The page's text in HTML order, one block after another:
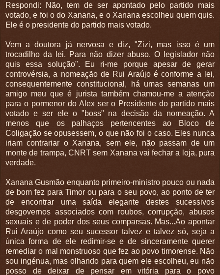
Respondi: Não, tem de ser apontado pelo partido mais
votado, e foi o do Xanana, e o Xanana escolheu quem quis.
Ele é o presidente do partido mais votado.
Vem a doutora já nervosa e diz, "Zizi, mas isso é um
trocadilho da lei. Para não dizer abuso. O legislador não
quis essa solução". Eu ri-me porque apesar de gerar
controvérsia, a nomeação de Rui Araújo é conforme a lei,
consequentemente constitucional, há umas semanas um
amigo meu que é jurista também chamou-me a atenção
para o pormenor do Alex ser o Presidente do partido mais
votado e ser ele o "boss" na decisão da nomeação. A
menos que os palhaços pertencentes ao Bloco de
Coligação se opusessem, o que não foi o caso. Eles nunca
iriam contrariar o Xanana, sem ele, não passam de um
monte de trampa, CNRT sem Xanana vai fechar a loja, pura
verdade.
Xanana Gusmão enquanto primeiro-ministro pouco ou nada
de bom fez para Timor ou para o seu povo, ao ponto de ter
de encontrar uma saída elegante destes sucessivos
desgovernos associados com roubos, corrupção, abusos
sexuais e de poder dos seus comparsas. Mas...Ao apontar
Rui Araújo como seu sucessor talvez e talvez só, seja a
única forma de ele redimir-se e de sinceramente querer
remediar o mal monstruoso que fez ao povo timorense. Não
sou ingénua, mas olhando para quem ele escolheu, eu não
posso de deixar de pensar em vitória para o povo